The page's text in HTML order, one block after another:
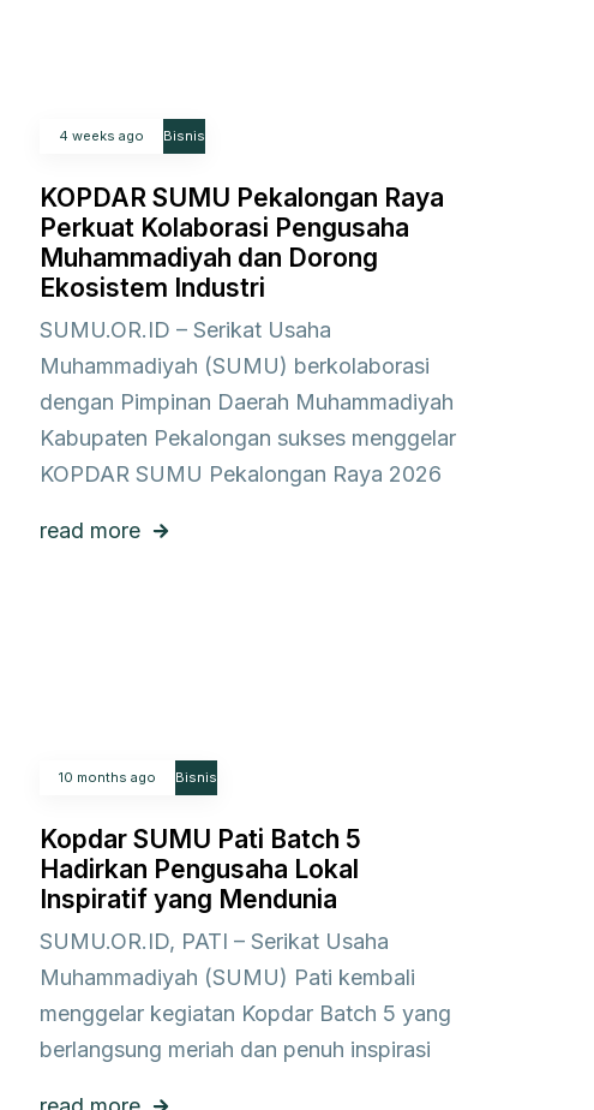
4 weeks ago Bisnis
KOPDAR SUMU Pekalongan Raya
Perkuat Kolaborasi Pengusaha
Muhammadiyah dan Dorong
Ekosistem Industri
SUMU.OR.ID – Serikat Usaha
Muhammadiyah (SUMU) berkolaborasi
dengan Pimpinan Daerah Muhammadiyah
Kabupaten Pekalongan sukses menggelar
KOPDAR SUMU Pekalongan Raya 2026
read more
10 months ago Bisnis
Kopdar SUMU Pati Batch 5
Hadirkan Pengusaha Lokal
Inspiratif yang Mendunia
SUMU.OR.ID, PATI – Serikat Usaha
Muhammadiyah (SUMU) Pati kembali
menggelar kegiatan Kopdar Batch 5 yang
berlangsung meriah dan penuh inspirasi